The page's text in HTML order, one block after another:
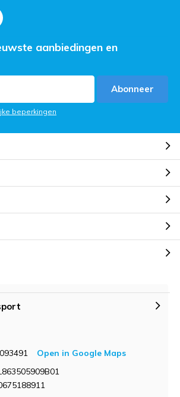
aanbiedingen en
Abonneer
beperkingen
Open in Google Maps